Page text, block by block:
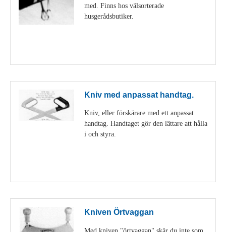
med. Finns hos välsorterade
husgerådsbutiker.
Kniv med anpassat handtag.
Kniv, eller förskärare med ett anpassat
handtag. Handtaget gör den lättare att hålla
i och styra.
Kniven Örtvaggan